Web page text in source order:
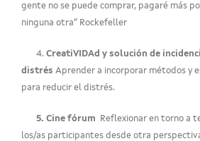
gente no se puede comprar, pagaré más
ninguna otra” Rockefeller
4. CreatiVIDAd y solución de
distrés Aprender a incorporar métodos y
para reducir el distrés.
5. Cine fórum
Reflexionar en torno a
los/as participantes desde otra